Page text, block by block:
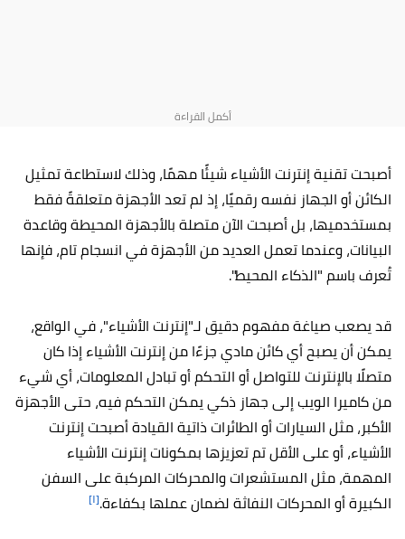
أصبحت تقنية إنترنت الأشياء شيئًا مهمًا، وذلك لاستطاعة تمثيل
الكائن أو الجهاز نفسه رقميًا، إذ لم تعد الأجهزة متعلقةً فقط
بمستخدميها، بل أصبحت الآن متصلة بالأجهزة المحيطة وقاعدة
البيانات، وعندما تعمل العديد من الأجهزة في انسجام تام، فإنها
تُعرف باسم "الذكاء المحيط".
قد يصعب صياغة مفهوم دقيق لـ"إنترنت الأشياء"، في الواقع،
يمكن أن يصبح أي كائن مادي جزءًا من إنترنت الأشياء إذا كان
متصلًا بالإنترنت للتواصل أو التحكم أو تبادل المعلومات، أي شيء
من كاميرا الويب إلى جهاز ذكي يمكن التحكم فيه، حتى الأجهزة
الأكبر، مثل السيارات أو الطائرات ذاتية القيادة أصبحت إنترنت
الأشياء، أو على الأقل تم تعزيزها بمكونات إنترنت الأشياء
المهمة، مثل المستشعرات والمحركات المركبة على السفن
الكبيرة أو المحركات النفاثة لضمان عملها بكفاءة.[١]